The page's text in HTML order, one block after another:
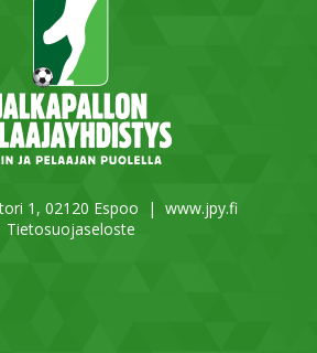
1, 02120 Espoo | www.jpy.fi
Tietosuojaseloste